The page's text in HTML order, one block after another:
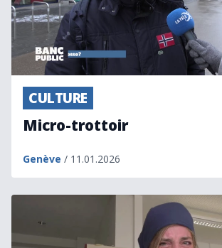
CULTURE
Micro-trottoir
Genève / 11.01.2026
La comédienne Claude-Inga Barbey